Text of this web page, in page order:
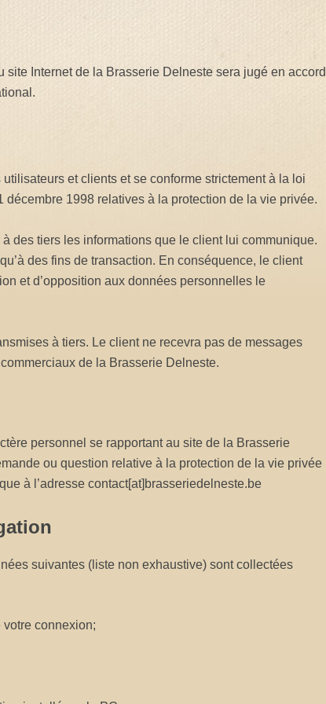
Internet de la Brasserie Delneste sera jugé en accord
et clients et se conforme strictement à la loi
1998 relatives à la protection de la vie privée.
des tiers les informations que le client lui communique.
des fins de transaction. En conséquence, le client
et d’opposition aux données personnelles le
à tiers. Le client ne recevra pas de messages
de la Brasserie Delneste.
personnel se rapportant au site de la Brasserie
ou question relative à la protection de la vie privée
à l’adresse contact[at]brasseriedelneste.be
suivantes (liste non exhaustive) sont collectées
votre connexion;